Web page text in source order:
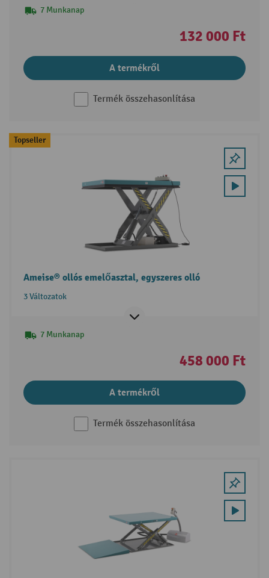
7 Munkanap
132 000 Ft
A termékről
Termék összehasonlítása
Topseller
Ameise® ollós emelőasztal, egyszeres olló
3 Változatok
7 Munkanap
458 000 Ft
A termékről
Termék összehasonlítása